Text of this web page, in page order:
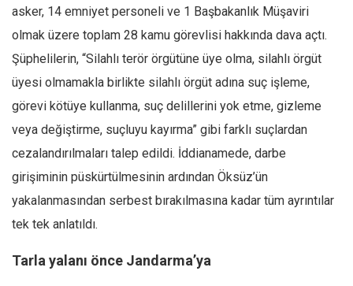
Bağdagül Öz
» Yazar arşivi
Bu Sayı
Tüm Sayılar
Kategoriler
Kültür Sanat
7 soruda bu hafta
asker, 14 emniyet personeli ve 1 Başbakanlık Müşaviri
olmak üzere toplam 28 kamu görevlisi hakkında dava açtı.
Şüphelilerin, “Silahlı terör örgütüne üye olma, silahlı örgüt
üyesi olmamakla birlikte silahlı örgüt adına suç işleme,
görevi kötüye kullanma, suç delillerini yok etme, gizleme
veya değiştirme, suçluyu kayırma” gibi farklı suçlardan
cezalandırılmaları talep edildi. İddianamede, darbe
girişiminin püskürtülmesinin ardından Öksüz’ün
yakalanmasından serbest bırakılmasına kadar tüm ayrıntılar
tek tek anlatıldı.
Tarla yalanı önce Jandarma’ya